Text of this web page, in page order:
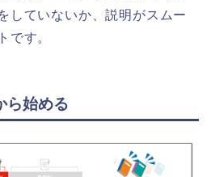
していないか、説明がスムー
です。
ら始める